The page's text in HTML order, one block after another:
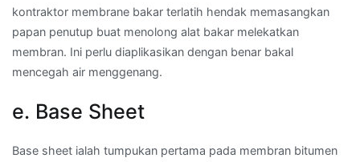
kontraktor membrane bakar terlatih hendak memasangkan
papan penutup buat menolong alat bakar melekatkan
membran. Ini perlu diaplikasikan dengan benar bakal
mencegah air menggenang.
e. Base Sheet
Base sheet ialah tumpukan pertama pada membran bitumen